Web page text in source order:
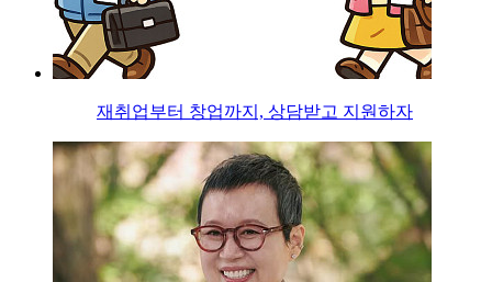
재취업부터 창업까지, 상담받고 지원하자